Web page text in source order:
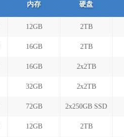
内存 硬盘
12GB 2TB
16GB 2TB
16GB 2x2TB
32GB 2x2TB
72GB 2x250GB SSD
12GB 2TB